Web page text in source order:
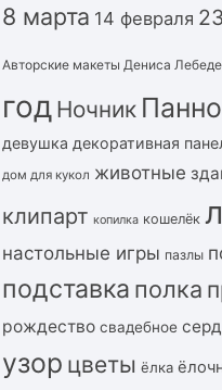
8 марта 14 февраля
Авторские макеты Дениса
год Ночник Панно
девушка декоративная
дом для кукол животные
клипарт копилка кошелёк
настольные игры пазлы
подставка полка
рождество свадебное
узор цветы ёлка